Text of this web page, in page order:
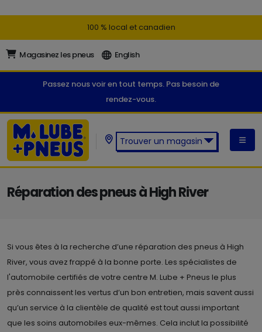
100 % local et canadien
Magasinez les pneus English
Passez nous voir en tout temps. Pas besoin de
rendez-vous.
Trouver un magasin
Pneus:
Réparation des pneus à High River
Si vous êtes à la recherche d’une réparation des pneus à High
River, vous avez frappé à la bonne porte. Les spécialistes de
l'automobile certifiés de votre centre M. Lube + Pneus le plus
près connaissent les vertus d’un bon entretien, mais savent aussi
qu’un service à la clientèle de qualité est tout aussi important
que les soins automobiles eux-mêmes. Cela inclut la possibilité